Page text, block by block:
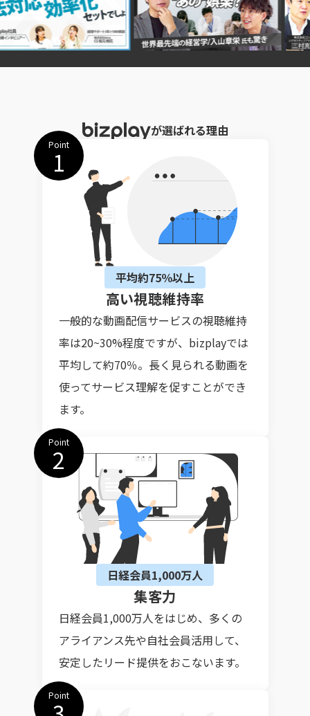
が選ばれる理由
Point
1
平均約75％以上
高い視聴維持率
一般的な動画配信サービスの視聴維持
率は20~30%程度ですが、bizplayでは
平均して約70％。長く見られる動画を
使ってサービス理解を促すことができ
ます。
Point
2
日経会員1,000万人
集客力
日経会員1,000万人をはじめ、多くの
アライアンス先や自社会員活用して、
安定したリード提供をおこないます。
Point